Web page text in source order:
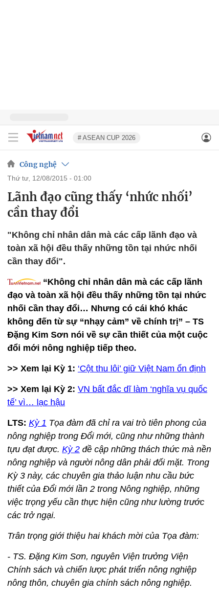
# ASEAN CUP 2026
Công nghệ
thứ tư, 12/08/2015 - 01:00
Lãnh đạo cũng thấy ‘nhức nhối’
cần thay đổi
"Không chỉ nhân dân mà các cấp lãnh đạo và
toàn xã hội đều thấy những tồn tại nhức nhối
cần thay đổi".
“Không chỉ nhân dân mà các cấp lãnh
đạo và toàn xã hội đều thấy những tồn tại nhức
nhối cần thay đổi… Nhưng có cái khó khác
không đến từ sự “nhạy cảm” về chính trị” – TS
Đặng Kim Sơn nói về sự cần thiết của một cuộc
đổi mới nông nghiệp tiếp theo.
>> Xem lại Kỳ 1: ‘Cột thu lôi’ giữ Việt Nam ổn định
>> Xem lại Kỳ 2: VN bất đắc dĩ làm ‘nghĩa vụ quốc
tế’ vì… lạc hậu
LTS: Kỳ 1 Tọa đàm đã chỉ ra vai trò tiên phong của
nông nghiệp trong Đổi mới, cũng như những thành
tựu đạt được. Kỳ 2 đề cập những thách thức mà nền
nông nghiệp và người nông dân phải đối mặt. Trong
Kỳ 3 này, các chuyên gia thảo luận nhu cầu bức
thiết của Đổi mới lần 2 trong Nông nghiệp, những
việc trọng yếu cần thực hiện cũng như lường trước
các trở ngại.
Trân trọng giới thiệu hai khách mời của Tọa đàm:
- TS. Đặng Kim Sơn, nguyên Viện trưởng Viện
Chính sách và chiến lược phát triển nông nghiệp
nông thôn, chuyên gia chính sách nông nghiệp.